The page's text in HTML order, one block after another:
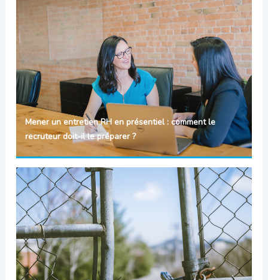
Mener un entretien RH en présentiel : comment le
recruteur doit-il le préparer ?